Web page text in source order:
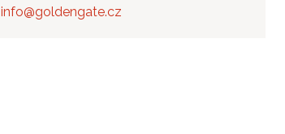
info@goldengate.cz